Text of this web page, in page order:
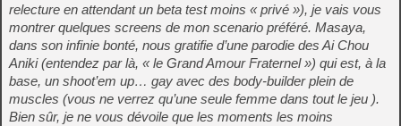
relecture en attendant un beta test moins « privé »), je vais vous
montrer quelques screens de mon scenario préféré. Masaya,
dans son infinie bonté, nous gratifie d’une parodie des Ai Chou
Aniki (entendez par là, « le Grand Amour Fraternel ») qui est, à la
base, un shoot’em up… gay avec des body-builder plein de
muscles (vous ne verrez qu’une seule femme dans tout le jeu ).
Bien sûr, je ne vous dévoile que les moments les moins